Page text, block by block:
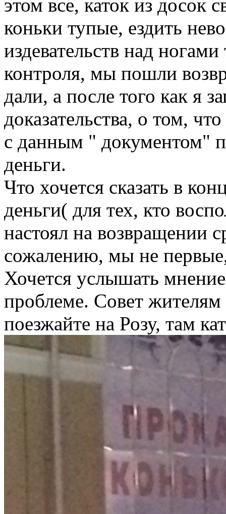
этом все, каток из досок
коньки тупые, ездить
издевательств над
контроля, мы пошли
дали, а после того как я
доказательства, о том,
с данным " документом"
деньги.
Что хочется сказать в
деньги( для тех, кто
настоял на возвращении
сожалению, мы не
Хочется услышать
проблеме. Совет жителям
поезжайте на Розу, там